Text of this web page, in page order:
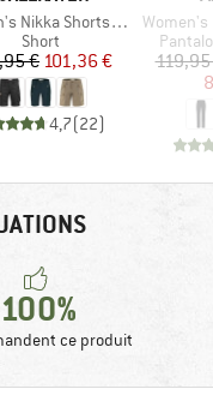
Shorts Curved
Product group
Short
Prix
€Prix réduit
101,36 €
4,7(22)
Article
Women's
100%
ce produit